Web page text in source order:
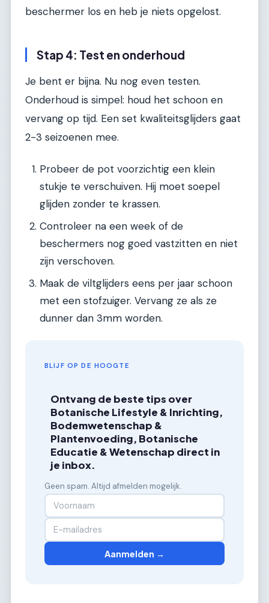
beschermer los en heb je niets opgelost.
Stap 4: Test en onderhoud
Je bent er bijna. Nu nog even testen.
Onderhoud is simpel: houd het schoon en
vervang op tijd. Een set kwaliteitsglijders gaat
2-3 seizoenen mee.
Probeer de pot voorzichtig een klein
stukje te verschuiven. Hij moet soepel
glijden zonder te krassen.
Controleer na een week of de
beschermers nog goed vastzitten en niet
zijn verschoven.
Maak de viltglijders eens per jaar schoon
met een stofzuiger. Vervang ze als ze
dunner dan 3mm worden.
BLIJF OP DE HOOGTE
Ontvang de beste tips over
Botanische Lifestyle & Inrichting,
Bodemwetenschap &
Plantenvoeding, Botanische
Educatie & Wetenschap direct in
je inbox.
Geen spam. Altijd afmelden mogelijk.
Aanmelden →